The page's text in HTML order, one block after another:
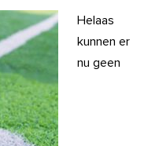
Helaas
kunnen er
nu geen